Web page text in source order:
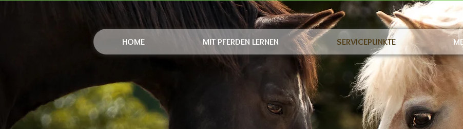
HOME MIT PFERDEN LERNEN SERVICEPUNKTE